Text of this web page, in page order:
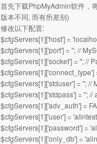
首先下载PhpMyAdmin软件，
版本不同, 而有所差别)
修改以下配置:
$cfgServers[1]['host'] =
$cfgServers[1]['port'] = ''; //
$cfgServers[1]['socket'] = ''; //
$cfgServers[1]['connect_type']
$cfgServers[1]['stduser'] = '';
$cfgServers[1]['stdpass'] = '';
$cfgServers[1]['adv_auth'] =
$cfgServers[1]['user'] =
$cfgServers[1]['password'] =
$cfgServers[1]['only_db'] =